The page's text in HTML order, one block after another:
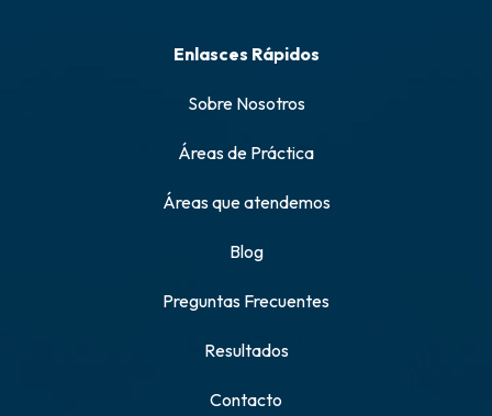
Enlasces Rápidos
Sobre Nosotros
Áreas de Práctica
Áreas que atendemos
Blog
Preguntas Frecuentes
Resultados
Contacto